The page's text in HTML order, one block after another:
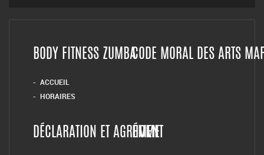
BODY FITNESS ZUMBA
ACCUEIL
HORAIRES
CODE MORAL DES ARTS
DÉCLARATION ET AGRÉMENT
HOME